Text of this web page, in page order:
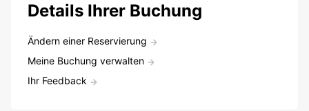
Details Ihrer Buchung
Ändern einer Reservierung
Meine Buchung verwalten
Ihr Feedback